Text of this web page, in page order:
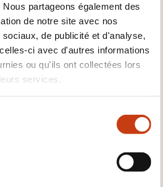
partageons également des
de notre site avec nos
de publicité et d'analyse,
ci avec d'autres informations
ou qu'ils ont collectées lors
services.
DES DÉRIVÉS ET LES
DANS LES ÉTATS
(netting) (IAS 32).